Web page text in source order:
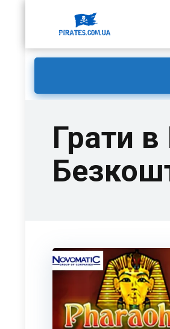
Грати в